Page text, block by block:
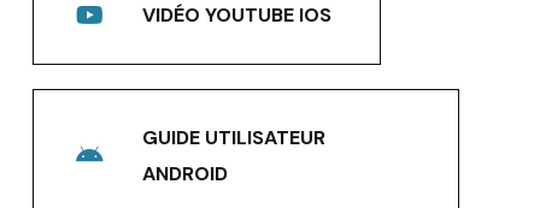
VIDÉO YOUTUBE IOS
GUIDE UTILISATEUR
ANDROID